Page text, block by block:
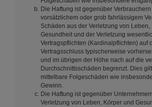
Die Haftung ist gegenüber
vorsätzlichem oder grob fahrlässigem
Schäden aus der Verletzung von Leben,
Gesundheit und der Verletzung
Vertragspflichten (Kardinalpflichten) auf
Vertragsschluss typischerweise
und im übrigen der Höhe nach auf die
Durchschnittsschäden begrenzt. Dies
mittelbare Folgeschäden wie
Gewinn.
Die Haftung ist gegenüber
Verletzung von Leben, Körper und